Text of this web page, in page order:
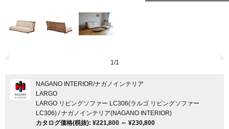
1/1
NAGANO INTERIOR/ナガノインテリア
LARGO
LARGO リビングソファー LC306(ラルゴ リビングソファー
LC306) / ナガノインテリア(NAGANO INTERIOR)
カタログ価格(税抜): ¥221,800 ～ ¥230,800